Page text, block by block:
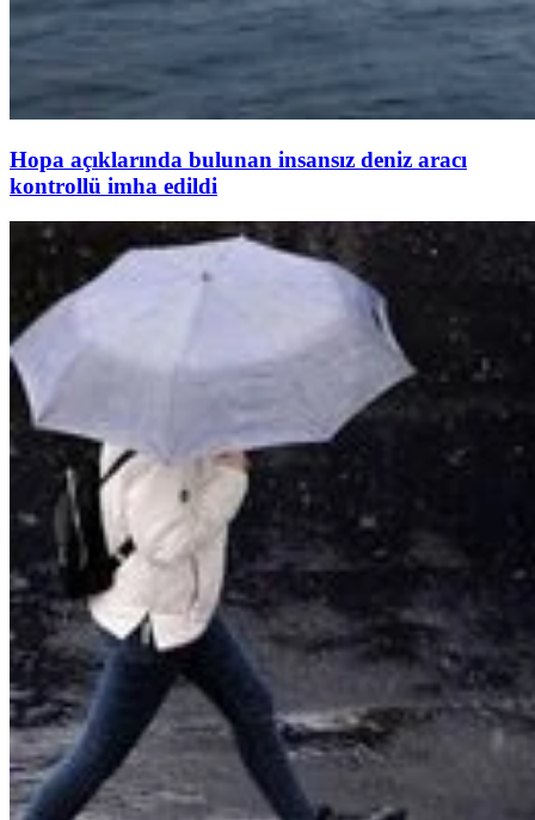
Hopa açıklarında bulunan insansız deniz aracı
kontrollü imha edildi